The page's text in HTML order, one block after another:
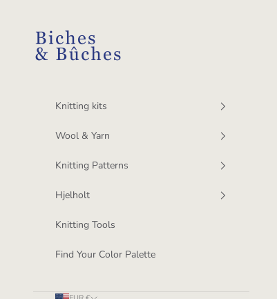
Knitting kits
Wool & Yarn
Knitting Patterns
Hjelholt
Knitting Tools
Find Your Color Palette